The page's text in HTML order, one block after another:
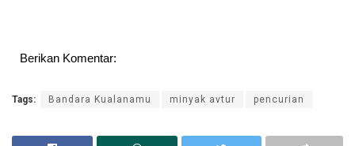
Berikan Komentar:
Tags: Bandara Kualanamu minyak avtur pencurian